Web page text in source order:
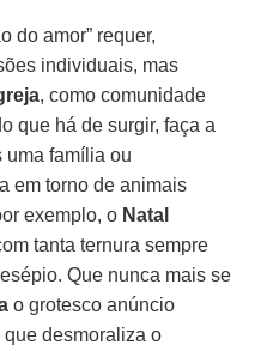
do amor” requer,
individuais, mas
, como comunidade
que há de surgir, faça a
uma família ou
em torno de animais
exemplo, o Natal
tanta ternura sempre
Que nunca mais se
o grotesco anúncio
que desmoraliza o